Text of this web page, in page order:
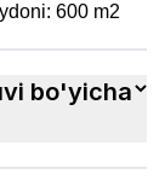
600 m2
bo'yicha